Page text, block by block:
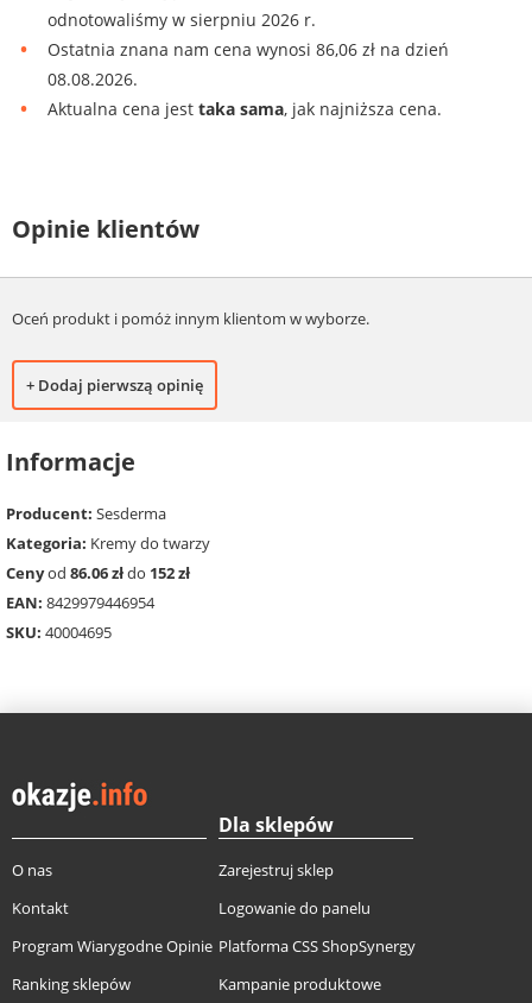
odnotowaliśmy w sierpniu 2026 r.
Ostatnia znana nam cena wynosi 86,06 zł na dzień
08.08.2026.
Aktualna cena jest taka sama, jak najniższa cena.
Opinie klientów
Oceń produkt i pomóż innym klientom w wyborze.
+ Dodaj pierwszą opinię
Informacje
Producent: Sesderma
Kategoria: Kremy do twarzy
Cenyod 86.06 złdo 152 zł
EAN: 8429979446954
SKU: 40004695
O nas
Kontakt
Program Wiarygodne Opinie
Ranking sklepów
Dla sklepów
Zarejestruj sklep
Logowanie do panelu
Platforma CSS ShopSynergy
Kampanie produktowe